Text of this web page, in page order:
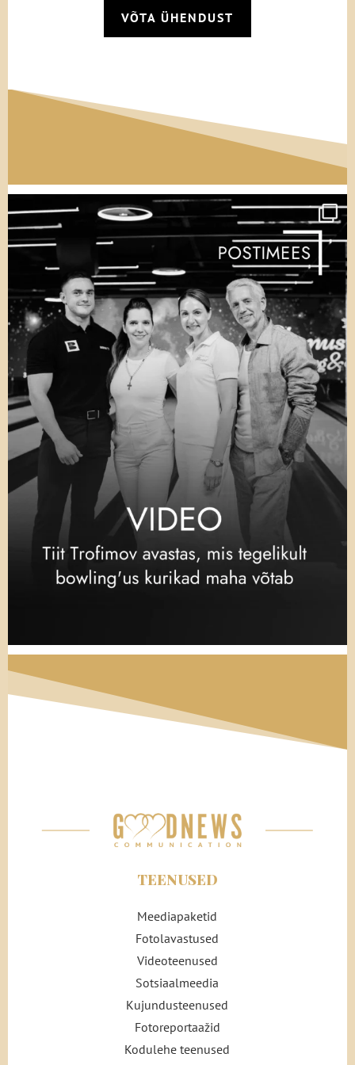
teabel, mille olid esitanud.
selles alati oma rakendusmatemaatika
bakalaureusekraadile, mille ta oli saanud
Trinity kolledžist (ta oli lõpetanud ülikooli
kiitusega, tänan küsimast), Oxfordi ülikoolis
omandanud magistrikraadile ja
aastatepikkusele töökogemusele
kõrgtehnoloogiasektoris, kus teda oli
saatnud suur edu.
Kas kõik need hiilgavad saavutused
hirmutasid mehed ära, mõtles Iris aeg-ajalt.
Nonsenss. Ta oli kõigi oma saavutuste üle
uhke. Pealegi peaks see õigele mehele ju
meeldima. Ta tunneks ju naise üle uhkust ja
ka toetaks teda?
Töö ja karjääri kohta käiv info oli niisiis
kenasti kirjas – või nii ta vähemalt arvas.
Seejärjel märkis ta iga tutvumisportaali
“hobide” alajaotuse alla, et ta valdas
suurepäraselt JavaScripti ja oskas rääkida
mandariini keelt. Oli tõsi, et need ei kõlanud
eriti seksikalt, kuid Iris tahtis näidata
täpselt, kuidas talle vaba aega veeta
oma suurest reisiarmastusest – selles
polnud ju midagi halba, et näidata
võimalikule kaaslasele, et oled laia
silmaringiga kosmopoliit. Ehk oled valmis
isegi teise riiki kolima, kui sinu ellu peaks
Lõpetuseks kirjeldas ta hoolikalt ja täpselt,
need asjad, mis tema jaoks suhte
Tahan kohtuda kellegagi, kes oleks väljapeetud,
, lisas ta alati oma
kasutajaprofiilile. Keegi, kes tahaks
abielluda ja ehk isegi last saada, enne kui
selleks liiga hilja, täpselt nagu Iris. Keegi,
VÕTA ÜHENDUST
TEENUSED
Meediapaketid
Fotolavastused
Videoteenused
Sotsiaalmeedia
Kujundusteenused
Fotoreportaažid
Kodulehe teenused